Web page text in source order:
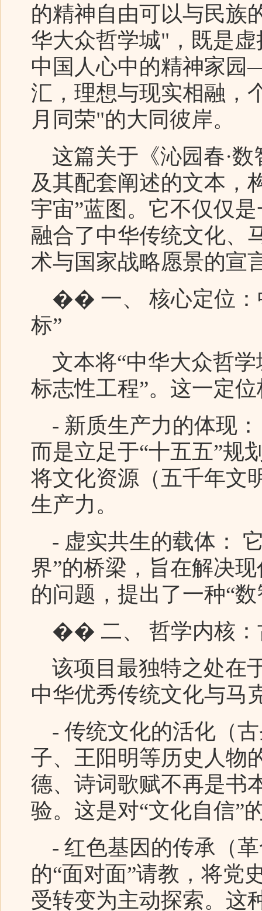
的精神自由可以与民族
华大众哲学城"，既是
中国人心中的精神家
汇，理想与现实相融，
月同荣"的大同彼岸。
这篇关于《沁园春·数
及其配套阐述的文本，
宇宙”蓝图。它不仅仅
融合了中华传统文化、
术与国家战略愿景的宣
�� 一、 核心定位：
标”
文本将“中华大众哲学
标志性工程”。这一定
- 新质生产力的体现
而是立足于“十五五”规
将文化资源（五千年文
生产力。
- 虚实共生的载体：
界”的桥梁，旨在解决
的问题，提出了一种“
�� 二、 哲学内核：
该项目最独特之处在
中华优秀传统文化与马
- 传统文化的活化（
子、王阳明等历史人物
德、诗词歌赋不再是书
验。这是对“文化自信”
- 红色基因的传承（
的“面对面”请教，将党
受转变为主动探索。这